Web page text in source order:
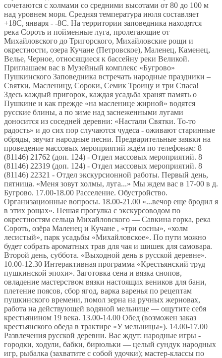
сочетаются с холмами со средними высотами от 80 до 100 м
над уровнем моря. Средняя температура июля составляет
+18C, января - -8C. На территории заповедника находятся
река Сороть и пойменные луга, пролегающие от
Михайловского до Тригорского, Михайловские рощи и
окрестности, озера Кучане (Петровское), Маленец, Каменец,
Велье, Черное, относящиеся к бассейну реки Великой.
Приглашаем вас в Музейный комплекс «Бугрово»
Пушкинского Заповедника встречать народные праздники –
Святки, Масленицу, Сороки, Семик Троицу и три Спаса!
Здесь каждый пригорок, каждая усадьба хранят память о
Пушкине и как прежде «на масленице жирной» водятся
русские блины, а по зиме над заснеженными лугами
доносится из соседней деревни: «Настали Святки. То-то
радость» и до сих пор случаются чудеса - оживают старинные
обряды, звучат народные песни. Предварительные заявки на
проведение массовых мероприятий ждём по телефонам: 8
(81146) 21762 (доп. 124) - Отдел массовых мероприятий. 8
(81146) 22319 (доп. 124) - Отдел массовых мероприятий. 8
(81146) 22321 - Отдел экскурсионной работы. Первый день,
пятница. «Меня зовут холмы, луга...» Мы ждем вас в 17-00 в д.
Бугрово. 17.00-18.00 Расселение. Обустройство.
Организационные вопросы. 18.00-21.00 «...вечор еще бродил я
в этих рощах». Пешая прогулка с экскурсоводом по
окрестностям сельца Михайловского — Савкина горка, река
Сороть, озёра Маленец и Кучане , «три сосны», «холм
лесистый», парк усадьбы «Михайловское». По пути можно
будет собрать ароматных трав для чая и шишек для самовара.
Второй день, суббота. «Выходной день в русской деревне».
10.00-12.30 Интерактивная программа «Крестьянский труд
пушкинской эпохи». Заготовка сена и вязка снопов,
овладение мастерством вязки настоящих веников для бани,
плетение поясов, сбор ягод, варка варенья по рецептам
пушкинского времени, помол зерна на ручных жерновах,
работа на действующей водяной мельнице — ощутите себя
крестьянином 19 века. 13.00-14.00 Обед (возможен заказ
крестьянского обеда в трактире «У мельницы»). 14.00-17.00
Развлечения русской деревни. Вас ждут: народные игры -
городки, ходули, бабки, бирюльки — целый сундук народных
игр, рыбалка (захватите с собой удочки); мастер-классы по